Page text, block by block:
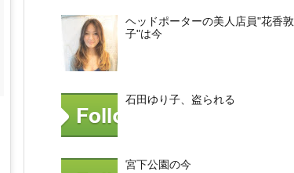
ヘッドポーターの美人店員"花香敦
子"は今
石田ゆり子、盗られる
宮下公園の今